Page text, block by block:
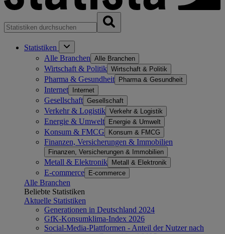
Statistiken
Alle Branchen Alle Branchen
Wirtschaft & Politik Wirtschaft & Politik
Pharma & Gesundheit Pharma & Gesundheit
Internet Internet
Gesellschaft Gesellschaft
Verkehr & Logistik Verkehr & Logistik
Energie & Umwelt Energie & Umwelt
Konsum & FMCG Konsum & FMCG
Finanzen, Versicherungen & Immobilien
Finanzen, Versicherungen & Immobilien
Metall & Elektronik Metall & Elektronik
E-commerce E-commerce
Alle Branchen
Beliebte Statistiken
Aktuelle Statistiken
Generationen in Deutschland 2024
GfK-Konsumklima-Index 2026
Social-Media-Plattformen - Anteil der Nutzer nach